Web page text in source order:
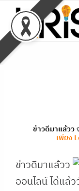
content
ข่าวดีมาแล้วว
เพียง
ข่าวดีมาแล้วว
ออนไลน์ ได้แล้